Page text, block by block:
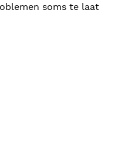
soms te laat